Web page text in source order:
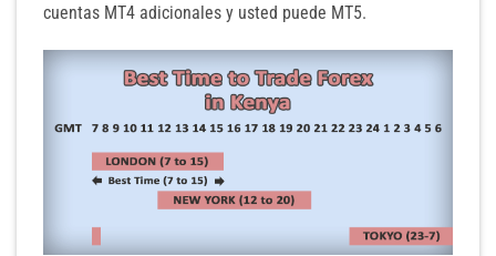
cuentas MT4 adicionales y usted puede MT5.